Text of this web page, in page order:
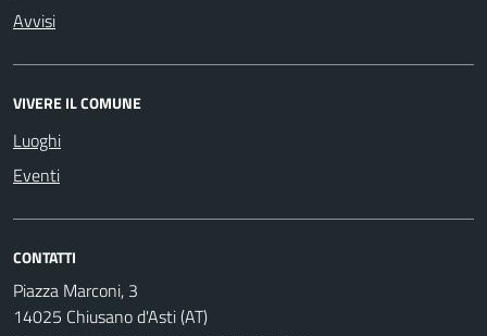
Avvisi
VIVERE IL COMUNE
Luoghi
Eventi
CONTATTI
Piazza Marconi, 3
14025 Chiusano d'Asti (AT)